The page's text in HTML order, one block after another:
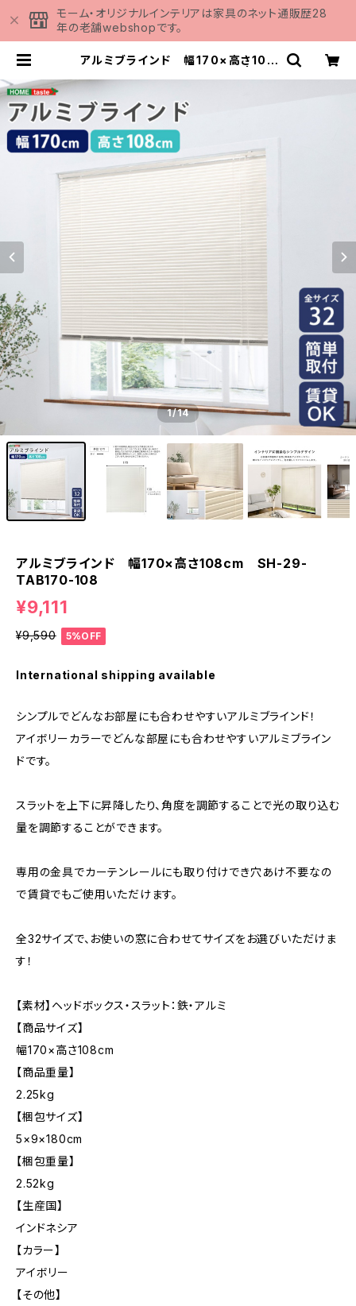
モーム・オリジナルインテリアは家具のネット通販歴28
年の老舗webshopです。
アルミブラインド 幅170×高さ108
1/14
アルミブラインド 幅170×高さ108cm SH-29-
TAB170-108
¥9,111
¥9,590 5%OFF
International shipping available
シンプルでどんなお部屋にも合わせやすいアルミブラインド！
アイボリーカラーでどんな部屋にも合わせやすいアルミブライン
ドです。
スラットを上下に昇降したり、角度を調節することで光の取り込む
量を調節することができます。
専用の金具でカーテンレールにも取り付けでき穴あけ不要なの
で賃貸でもご使用いただけます。
全32サイズで、お使いの窓に合わせてサイズをお選びいただけま
す！
【素材】ヘッドボックス・スラット：鉄・アルミ
【商品サイズ】
幅170×高さ108cm
【商品重量】
2.25kg
【梱包サイズ】
5×9×180cm
【梱包重量】
2.52kg
【生産国】
インドネシア
【カラー】
アイボリー
【その他】